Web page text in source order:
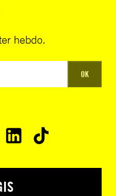
hebdo.
OK